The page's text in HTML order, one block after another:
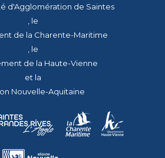
d'Agglomération de Saintes
, le
de la Charente-Maritime
, le
de la Haute-Vienne
et la
Nouvelle-Aquitaine